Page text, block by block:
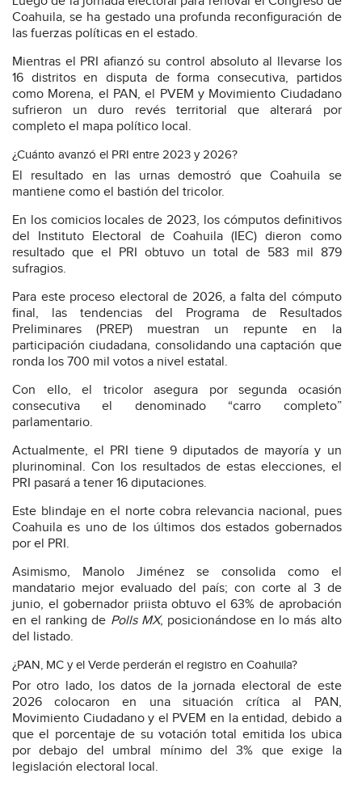
Coahuila, se ha gestado una profunda reconfiguración de
las fuerzas políticas en el estado.
Mientras el PRI afianzó su control absoluto al llevarse los
16 distritos en disputa de forma consecutiva, partidos
como Morena, el PAN, el PVEM y Movimiento Ciudadano
sufrieron un duro revés territorial que alterará por
completo el mapa político local.
¿Cuánto avanzó el PRI entre 2023 y 2026?
El resultado en las urnas demostró que Coahuila se
mantiene como el bastión del tricolor.
En los comicios locales de 2023, los cómputos definitivos
del Instituto Electoral de Coahuila (IEC) dieron como
resultado que el PRI obtuvo un total de 583 mil 879
sufragios.
Para este proceso electoral de 2026, a falta del cómputo
final, las tendencias del Programa de Resultados
Preliminares (PREP) muestran un repunte en la
participación ciudadana, consolidando una captación que
ronda los 700 mil votos a nivel estatal.
Con ello, el tricolor asegura por segunda ocasión
consecutiva el denominado “carro completo”
parlamentario.
Actualmente, el PRI tiene 9 diputados de mayoría y un
plurinominal. Con los resultados de estas elecciones, el
PRI pasará a tener 16 diputaciones.
Este blindaje en el norte cobra relevancia nacional, pues
Coahuila es uno de los últimos dos estados gobernados
por el PRI.
Asimismo, Manolo Jiménez se consolida como el
mandatario mejor evaluado del país; con corte al 3 de
junio, el gobernador priista obtuvo el 63% de aprobación
en el ranking de Polls MX, posicionándose en lo más alto
del listado.
¿PAN, MC y el Verde perderán el registro en Coahuila?
Por otro lado, los datos de la jornada electoral de este
2026 colocaron en una situación crítica al PAN,
Movimiento Ciudadano y el PVEM en la entidad, debido a
que el porcentaje de su votación total emitida los ubica
por debajo del umbral mínimo del 3% que exige la
legislación electoral local.